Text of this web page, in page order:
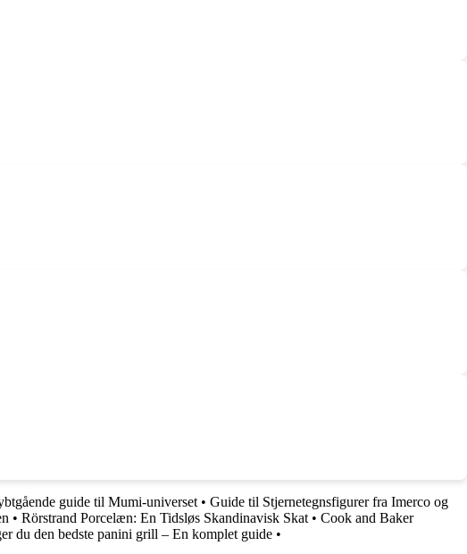
guide til Mumi-universet • Guide til Stjernetegnsfigurer fra Imerco og
• Rörstrand Porcelæn: En Tidsløs Skandinavisk Skat • Cook and Baker
du den bedste panini grill – En komplet guide •